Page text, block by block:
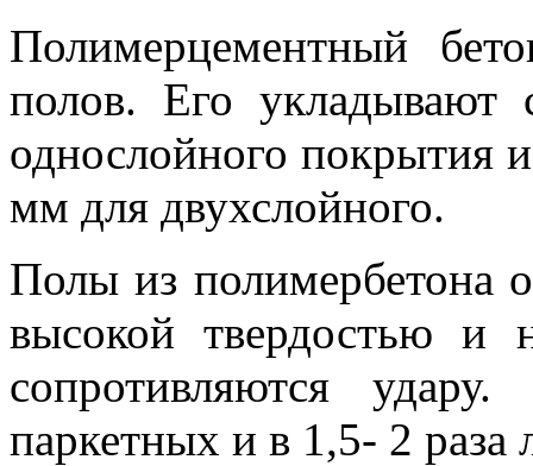
Полимерцементный
полов. Его
однослойного покрытия
мм для двухслойного.
Полы из полимербетона
высокой твердостью и
сопротивляются
паркетных и в 1,5- 2